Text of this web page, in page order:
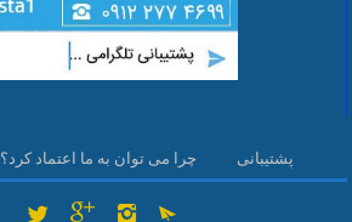
چرا می توان به ما اعتماد کرد؟ پشتیبانی